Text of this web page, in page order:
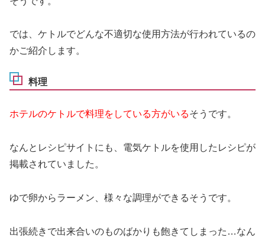
では、ケトルでどんな不適切な使用方法が行われているの
かご紹介します。
料理
ホテルのケトルで料理をしている方がいるそうです。
なんとレシピサイトにも、電気ケトルを使用したレシピが
掲載されていました。
ゆで卵からラーメン、様々な調理ができるそうです。
出張続きで出来合いのものばかりも飽きてしまった…なん